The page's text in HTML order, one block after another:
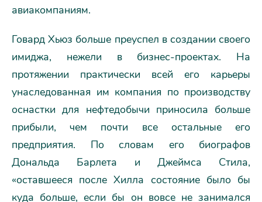
авиакомпаниям.
Говард Хьюз больше преуспел в создании своего
имиджа, нежели в бизнес-проектах. На
протяжении практически всей его карьеры
унаследованная им компания по производству
оснастки для нефтедобычи приносила больше
прибыли, чем почти все остальные его
предприятия. По словам его биографов
Дональда Барлета и Джеймса Стила,
«оставшееся после Хилла состояние было бы
куда больше, если бы он вовсе не занимался